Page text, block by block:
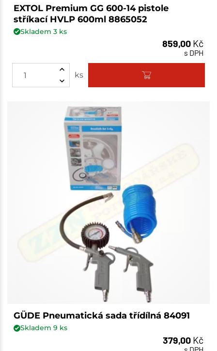
EXTOL Premium GG 600-14 pistole
stříkací HVLP 600ml 8865052
Skladem 3ks
859,00 Kč
s DPH
ks
GÜDE Pneumatická sada třídílná 84091
Skladem 9 ks
379,00 Kč